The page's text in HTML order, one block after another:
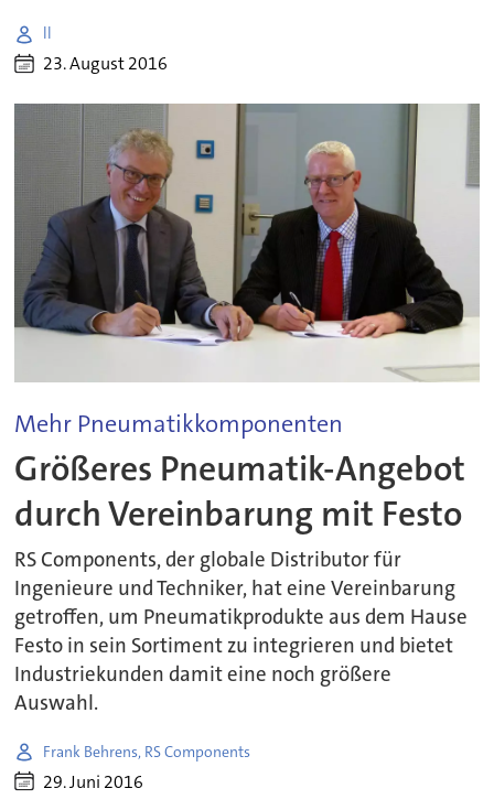
23. August 2016
Mehr Pneumatikkomponenten
Größeres Pneumatik-Angebot
durch Vereinbarung mit Festo
RS Components, der globale Distributor für
Ingenieure und Techniker, hat eine Vereinbarung
getroffen, um Pneumatikprodukte aus dem Hause
Festo in sein Sortiment zu integrieren und bietet
Industriekunden damit eine noch größere
Auswahl.
Frank Behrens, RS Components
29. Juni 2016